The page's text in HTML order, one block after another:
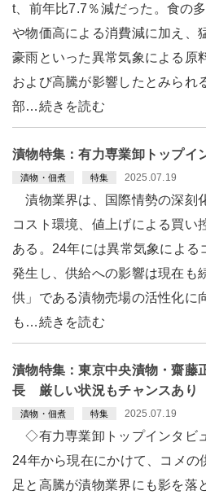
t、前年比7.7％減だった。食の
や物価高による消費減に加え、
豪雨といった異常気象による原
および高騰が影響したとみられ
部…続きを読む
漬物特集：有力専業卸トップイ
漬物・佃煮 特集 2025.07.19
漬物業界は、国際情勢の深刻
コスト環境、値上げによる買い
ある。24年には異常気象による
発生し、供給への影響は現在も
供」である漬物売場の活性化に
も…続きを読む
漬物特集：東京中央漬物・齋藤
長 厳しい状況もチャンスあり
漬物・佃煮 特集 2025.07.19
◇有力専業卸トップインタ
24年から現在にかけて、コメの
足と高騰が漬物業界にも影を落